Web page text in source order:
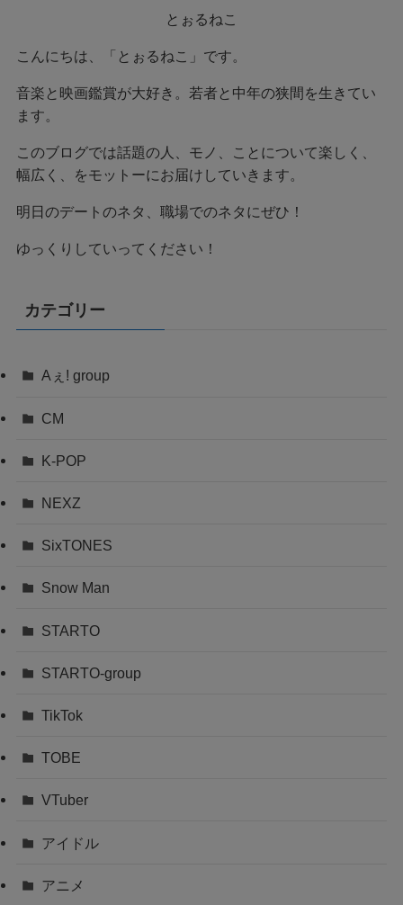
とぉるねこ
こんにちは、「とぉるねこ」です。
音楽と映画鑑賞が大好き。若者と中年の狭間を生きてい
ます。
このブログでは話題の人、モノ、ことについて楽しく、
幅広く、をモットーにお届けしていきます。
明日のデートのネタ、職場でのネタにぜひ！
ゆっくりしていってください！
カテゴリー
Aぇ! group
CM
K-POP
NEXZ
SixTONES
Snow Man
STARTO
STARTO-group
TikTok
TOBE
VTuber
アイドル
アニメ